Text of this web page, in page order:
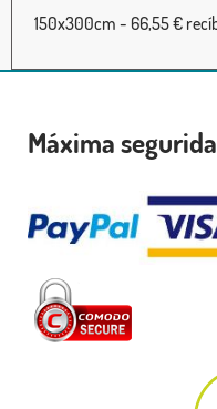
150x300cm - 66,55 €
Máxima